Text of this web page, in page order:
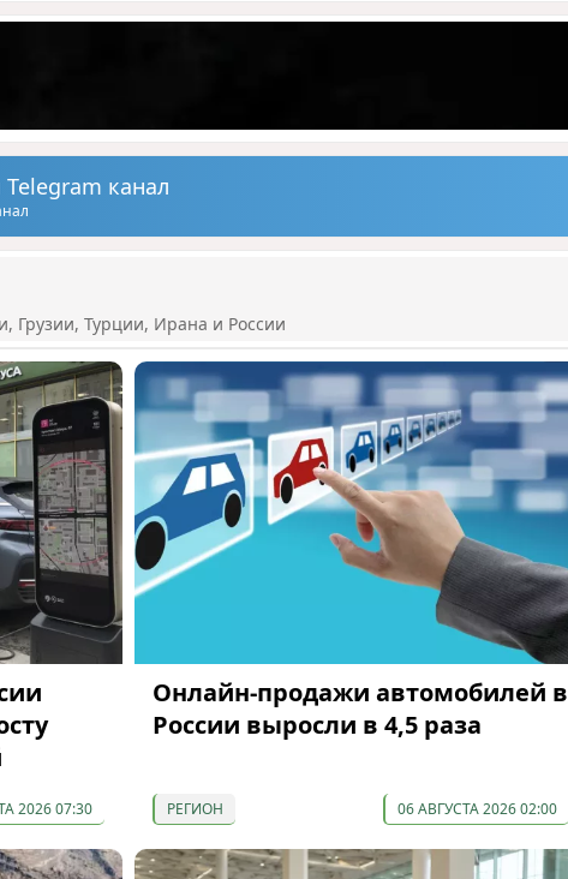
канал
Грузии, Турции, Ирана и России
2026 07:30
Онлайн-продажи автомобилей в
России выросли в 4,5 раза
РЕГИОН 06 АВГУСТА 2026 02:00